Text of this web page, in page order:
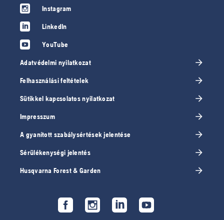
Instagram
LinkedIn
YouTube
Adatvédelmi nyilatkozat
Felhasználási feltételek
Sütikkel kapcsolatos nyilatkozat
Impresszum
A gyanított szabálysértések jelentése
Sérülékenységi jelentés
Husqvarna Forest & Garden